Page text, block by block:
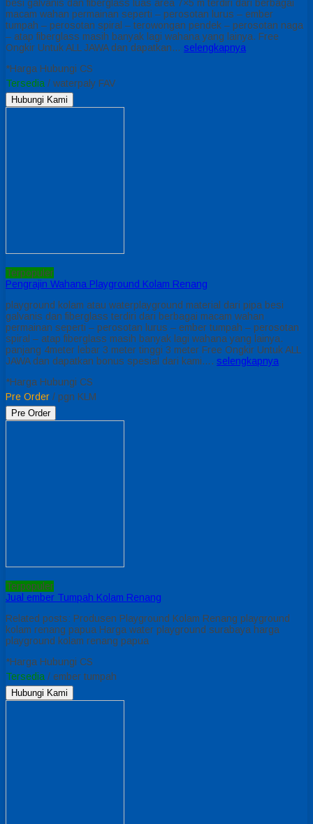
besi galvanis dan fiberglass luas area 7×5 m terdiri dari berbagai
macam wahan permainan seperti – perosotan lurus – ember
tumpah – perosotan spiral – terowongan pendek – perosotan naga
– atap fiberglass masih banyak lagi wahana yang lainya. Free
Ongkir Untuk ALL JAWA dan dapatkan… selengkapnya
*Harga Hubungi CS
Tersedia / waterpaly FAV
Hubungi Kami
Terpopuler
Pengrajin Wahana Playground Kolam Renang
playground kolam atau waterplayground material dari pipa besi
galvanis dan fiberglass terdiri dari berbagai macam wahan
permainan seperti – perosotan lurus – ember tumpah – perosotan
spiral – atap fiberglass masih banyak lagi wahana yang lainya.
panjang 4meter lebar 3 meter tinggi 3 meter Free Ongkir Untuk ALL
JAWA dan dapatkan bonus spesial dari kami…. selengkapnya
*Harga Hubungi CS
Pre Order / pgn KLM
Pre Order
Terpopuler
Jual ember Tumpah Kolam Renang
Related posts: Produsen Playground Kolam Renang playground
kolam renang papua Harga water playground surabaya harga
playground kolam renang papua
*Harga Hubungi CS
Tersedia / ember tumpah
Hubungi Kami